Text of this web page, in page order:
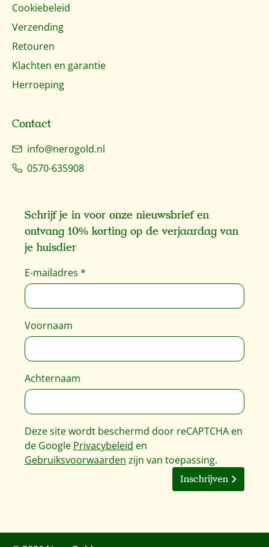
Cookiebeleid
Verzending
Retouren
Klachten en garantie
Herroeping
Contact
info@nerogold.nl
0570-635908
Schrijf je in voor onze nieuwsbrief en
ontvang 10% korting op de verjaardag van
je huisdier
E-mailadres *
Voornaam
Achternaam
Deze site wordt beschermd door reCAPTCHA en
de Google Privacybeleid en
Gebruiksvoorwaarden zijn van toepassing.
Inschrijven